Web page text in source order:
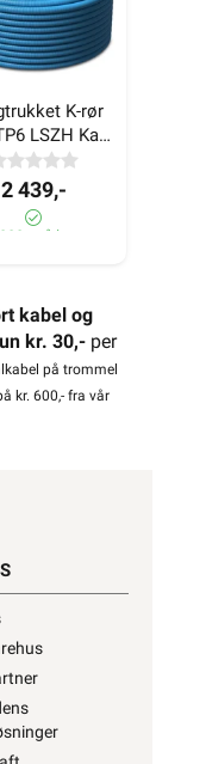
K-rør
LSZH Kat
2 439,-
000+ på lager
kabel og
kr. 30,- per
på trommel
kr. 600,- fra vår